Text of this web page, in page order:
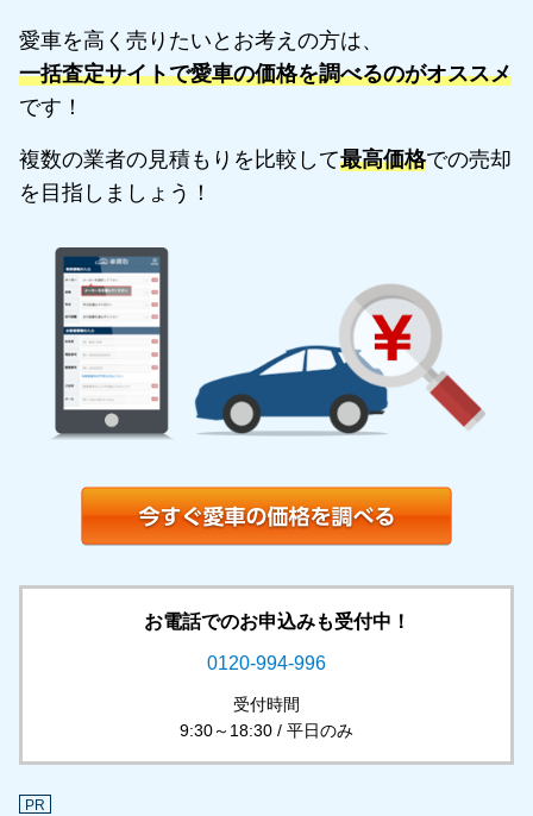
愛車を高く売りたいとお考えの方は、
一括査定サイトで愛車の価格を調べるのがオススメ
です！
複数の業者の見積もりを比較して最高価格での売却
を目指しましょう！
お電話でのお申込みも受付中！
0120-994-996
受付時間
9:30～18:30 / 平日のみ
PR